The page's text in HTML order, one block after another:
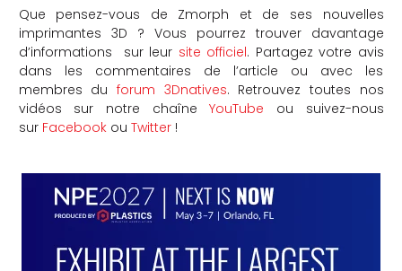
Que pensez-vous de Zmorph et de ses nouvelles
imprimantes 3D ? Vous pourrez trouver davantage
d’informations sur leur site officiel. Partagez votre avis
dans les commentaires de l’article ou avec les
membres du forum 3Dnatives. Retrouvez toutes nos
vidéos sur notre chaîneYouTube ou suivez-nous
sur Facebookou Twitter!